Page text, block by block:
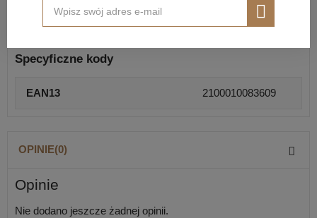
Skład materiału
10% poliester
90% bawełna
Specyficzne kody
EAN13 2100010083609
OPINIE(0)
Opinie
Nie dodano jeszcze żadnej opinii.